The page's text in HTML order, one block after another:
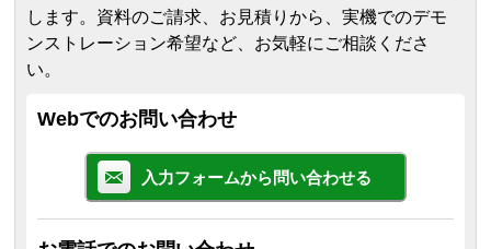
します。 資料のご請求、お見積りから、実機でのデモ
ンストレーション希望など、お気軽にご相談くださ
い。
Webでのお問い合わせ
入力フォームから問い合わせる